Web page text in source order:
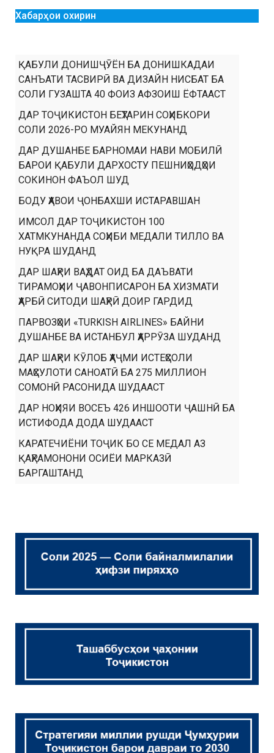
Хабарҳои охирин
ҚАБУЛИ ДОНИШҶӮЁН БА ДОНИШКАДАИ
САНЪАТИ ТАСВИРӢ ВА ДИЗАЙН НИСБАТ БА
СОЛИ ГУЗАШТА 40 ФОИЗ АФЗОИШ ЁФТААСТ
ДАР ТОҶИКИСТОН БЕҲТАРИН СОҲИБКОРИ
СОЛИ 2026-РО МУАЙЯН МЕКУНАНД
ДАР ДУШАНБЕ БАРНОМАИ НАВИ МОБИЛӢ
БАРОИ ҚАБУЛИ ДАРХОСТУ ПЕШНИҲОДҲОИ
СОКИНОН ФАЪОЛ ШУД
БОДУ ҲАВОИ ҶОНБАХШИ ИСТАРАВШАН
ИМСОЛ ДАР ТОҶИКИСТОН 100
ХАТМКУНАНДА СОҲИБИ МЕДАЛИ ТИЛЛО ВА
НУҚРА ШУДАНД
ДАР ШАҲРИ ВАҲДАТ ОИД БА ДАЪВАТИ
ТИРАМОҲИИ ҶАВОНПИСАРОН БА ХИЗМАТИ
ҲАРБӢ СИТОДИ ШАҲРӢ ДОИР ГАРДИД
ПАРВОЗҲОИ «TURKISH AIRLINES» БАЙНИ
ДУШАНБЕ ВА ИСТАНБУЛ ҲАРРӮЗА ШУДАНД
ДАР ШАҲРИ КӮЛОБ ҲАҶМИ ИСТЕҲСОЛИ
МАҲСУЛОТИ САНОАТӢ БА 275 МИЛЛИОН
СОМОНӢ РАСОНИДА ШУДААСТ
ДАР НОҲИЯИ ВОСЕЪ 426 ИНШООТИ ҶАШНӢ БА
ИСТИФОДА ДОДА ШУДААСТ
КАРАТЕЧИЁНИ ТОҶИК БО СЕ МЕДАЛ АЗ
ҚАҲРАМОНОНИ ОСИЁИ МАРКАЗӢ
БАРГАШТАНД